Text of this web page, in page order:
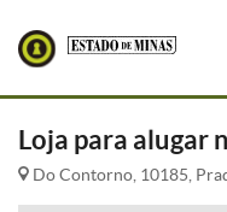
Loja para alugar
Do Contorno, 10185,